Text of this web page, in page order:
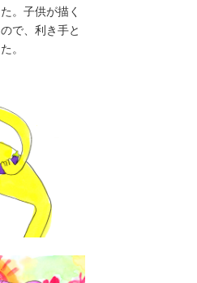
。 子供が描く
で、利き手と
。